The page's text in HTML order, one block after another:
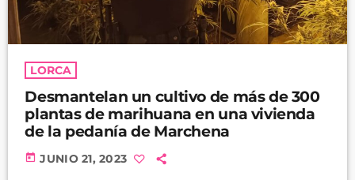
LORCA
Desmantelan un cultivo de más de 300
plantas de marihuana en una vivienda
de la pedanía de Marchena
today JUNIO 21, 2023